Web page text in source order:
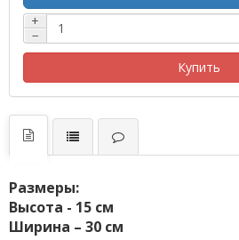
+
−
Купить
Размеры:
Высота - 15 см
Ширина – 30 см